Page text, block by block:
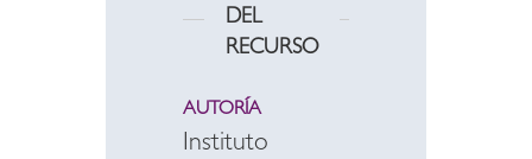
DEL
RECURSO
AUTORÍA
Instituto